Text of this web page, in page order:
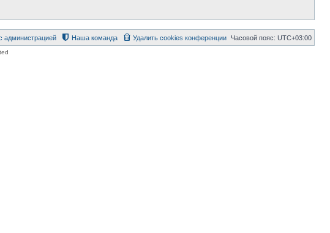
Часовой пояс: UTC+03:00
Удалить cookies конференции
Наша команда
администрацией